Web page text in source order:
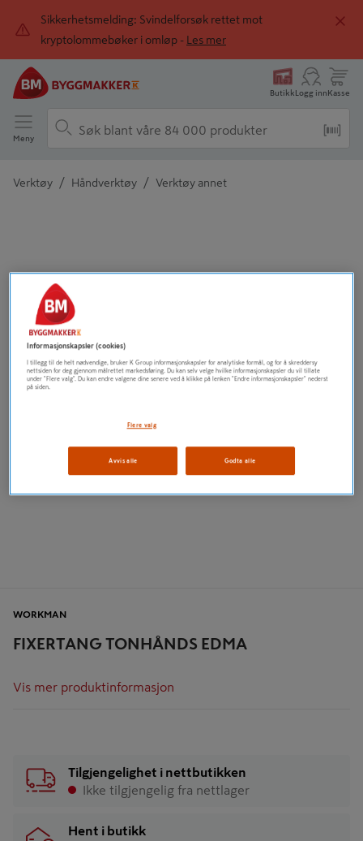
Sikkerhetsmelding: Svindelforsøk rettet mot
kryptolommebøker i omløp -
Les mer
ButikkLogg innKasse
Meny
Verktøy / Håndverktøy / Verktøy annet
FIXERTANG TONHÅNDS EDMA
WORKMAN
Vis mer produktinformasjon
Tilgjengelighet i nettbutikken
Ikke tilgjengelig fra nettlager
Hent i butikk
Informasjonskapsler (cookies)
I tillegg til de helt nødvendige, bruker K Group informasjonskapsler for analytiske formål, og for å skreddersy
nettsiden for deg gjennom målrettet markedsføring. Du kan selv velge hvilke informasjonskapsler du vil tillate
under "Flere valg". Du kan endre valgene dine senere ved å klikke på lenken "Endre informasjonskapsler" nederst
på siden.
Flere valg
Avvis alle Godta alle